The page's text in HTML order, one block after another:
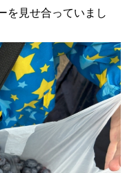
を見せ合っていまし